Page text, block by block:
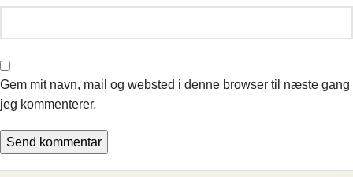
Gem mit navn, mail og websted i denne browser til næste gang
jeg kommenterer.